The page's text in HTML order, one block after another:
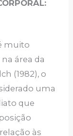
muito
área da
(1982), o
uma
que
às